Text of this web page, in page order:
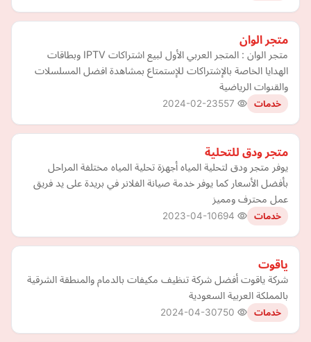
متجر الوان
متجر الوان : المتجر العربي الأول لبيع اشتراكات IPTV وبطاقات
الهدايا الخاصة بالإشتراكات للإستمتاع بمشاهدة افضل المسلسلات
والقنوات الرياضية
خدمات 2024-02-23
متجر ودق للتحلية
يوفر متجر ودق لتحلية المياه أجهزة تحلية المياه مختلفة المراحل
بأفضل الأسعار كما يوفر خدمة صيانة الفلانر في بريدة على يد فريق
عمل محترف ومميز
خدمات 2023-04-10
ياقوت
شركة ياقوت أفضل شركة تنظيف مكيفات بالدمام والمنطقة الشرقية
بالمملكة العربية السعودية
خدمات 2024-04-30